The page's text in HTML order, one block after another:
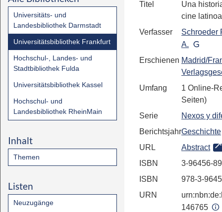
Universitäts- und
Landesbibliothek Darmstadt
Universitätsbibliothek Frankfurt
Hochschul-, Landes- und
Stadtbibliothek Fulda
Universitätsbibliothek Kassel
Hochschul- und
Landesbibliothek RheinMain
Inhalt
Themen
Listen
Neuzugänge
Titel
Una
cine
Verfasser
Schroeder
A.
Erschienen Madrid/
Umfang
1 Online-
Seiten)
Serie
Nexos y
BerichtsjahrGeschichte
URL
Abstract
ISBN
3-96456-
ISBN
978-3-
URN
146765